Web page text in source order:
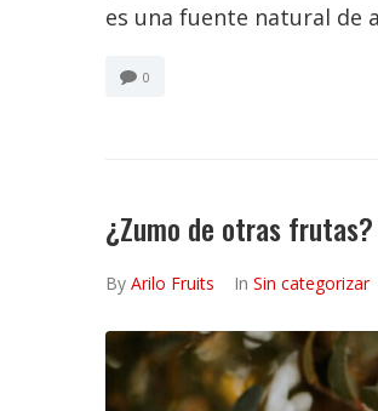
es una fuente natural de
0
¿Zumo de otras frutas?
By Arilo Fruits In Sin categorizar